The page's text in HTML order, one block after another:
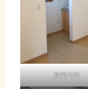
含
め
て新築内装